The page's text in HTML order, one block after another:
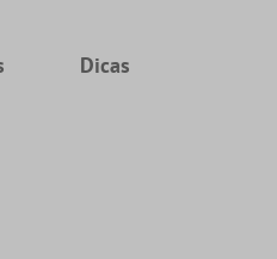
Dicas